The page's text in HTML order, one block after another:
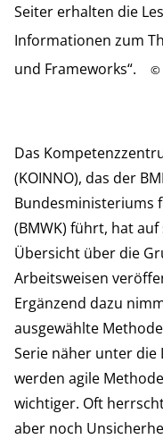
Seiter erhalten die
Informationen zum
und Frameworks“.
©
Das
(KOINNO), das der
Bundesministeriums
(BMWK) führt, hat
Übersicht über die
Arbeitsweisen
Ergänzend dazu
ausgewählte
Serie näher unter die
werden agile
wichtiger. Oft
aber noch